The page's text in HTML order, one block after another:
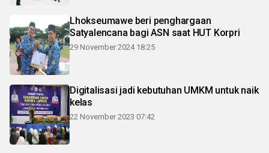
Lhokseumawe beri penghargaan
Satyalencana bagi ASN saat HUT Korpri
29 November 2024 18:25
Digitalisasi jadi kebutuhan UMKM untuk naik
kelas
22 November 2023 07:42